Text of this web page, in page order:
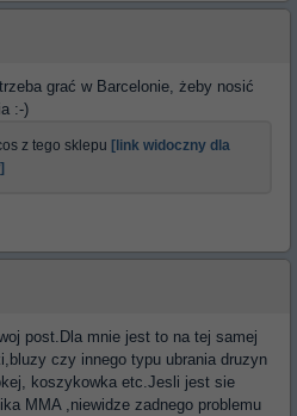
grać w Barcelonie, żeby nosić
:-)
z tego sklepu [link widoczny dla
post.Dla mnie jest to na tej samej
czy innego typu ubrania druzyn
koszykowka etc.Jesli jest sie
MMA ,niewidze zadnego problemu